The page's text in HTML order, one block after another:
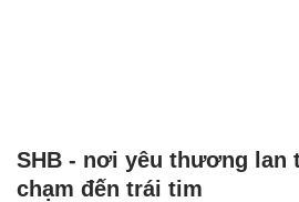
SHB - nơi yêu thương lan
chạm đến trái tim